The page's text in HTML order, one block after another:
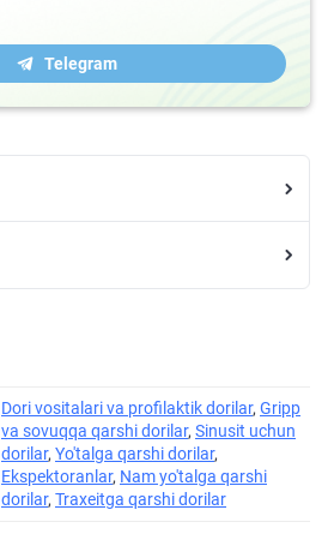
Telegram
Dori vositalari va profilaktik dorilar, Gripp
va sovuqqa qarshi dorilar, Sinusit uchun
dorilar, Yo'talga qarshi dorilar,
Ekspektoranlar, Nam yo'talga qarshi
dorilar, Traxeitga qarshi dorilar